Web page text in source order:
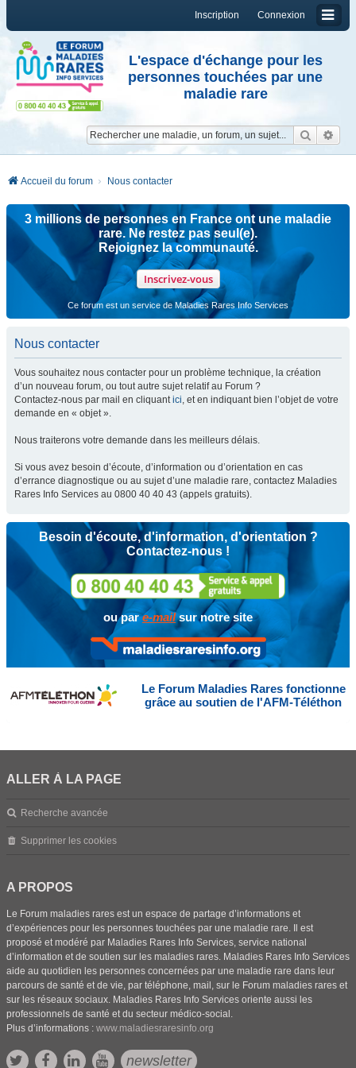
Connexion
Inscription
L'espace d'échange pour les
personnes touchées par une
maladie rare
Accueil du forum Nous contacter
3 millions de personnes en France ont une maladie
rare. Ne restez pas seul(e).
Rejoignez la communauté.
Inscrivez-vous
Ce forum est un service de Maladies Rares Info Services
Nous contacter
Vous souhaitez nous contacter pour un problème technique, la création
d’un nouveau forum, ou tout autre sujet relatif au Forum ?
Contactez-nous par mail en cliquantici, et en indiquant bien l’objet de votre
demande en « objet ».
Nous traiterons votre demande dans les meilleurs délais.
Si vous avez besoin d’écoute, d’information ou d’orientation en cas
d’errance diagnostique ou au sujet d’une maladie rare, contactez Maladies
Rares Info Services au 0800 40 40 43 (appels gratuits).
Besoin d'écoute, d'information, d'orientation ?
Contactez-nous !
ou pare-mailsur notre site
Le Forum Maladies Rares fonctionne
grâce au soutien de l'AFM-Téléthon
ALLER À LA PAGE
Recherche avancée
Supprimer les cookies
A PROPOS
Le Forum maladies rares est un espace de partage d’informations et
d’expériences pour les personnes touchées par une maladie rare. Il est
proposé et modéré par Maladies Rares Info Services, service national
d’information et de soutien sur les maladies rares. Maladies Rares Info Services
aide au quotidien les personnes concernées par une maladie rare dans leur
parcours de santé et de vie, par téléphone, mail, sur le Forum maladies rares et
sur les réseaux sociaux. Maladies Rares Info Services oriente aussi les
professionnels de santé et du secteur médico-social.
Plus d’informations : www.maladiesraresinfo.org
newsletter